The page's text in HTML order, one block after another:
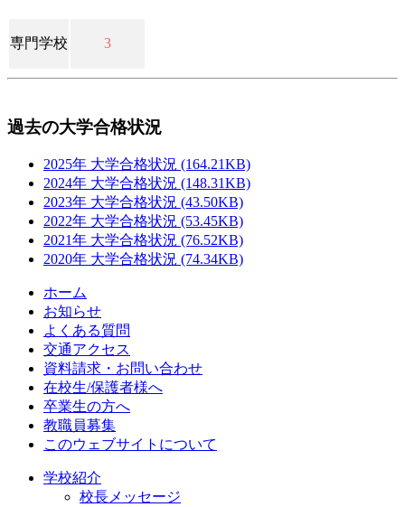
専門学校 3
過去の大学合格状況
2025年 大学合格状況 (164.21KB)
2024年 大学合格状況 (148.31KB)
2023年 大学合格状況 (43.50KB)
2022年 大学合格状況 (53.45KB)
2021年 大学合格状況 (76.52KB)
2020年 大学合格状況 (74.34KB)
ホーム
お知らせ
よくある質問
交通アクセス
資料請求・お問い合わせ
在校生/保護者様へ
卒業生の方へ
教職員募集
このウェブサイトについて
学校紹介
校長メッセージ